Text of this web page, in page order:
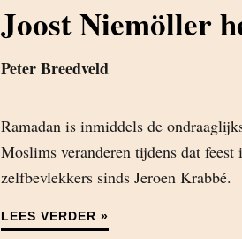
Joost Niemöller
Peter Breedveld
Ramadan is inmiddels de
Moslims veranderen tijdens dat feest
zelfbevlekkers sinds Jeroen Krabbé.
LEES VERDER »